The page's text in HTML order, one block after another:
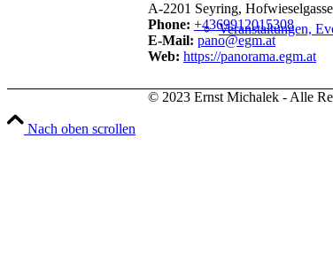
Veranstaltungen,
A-2201 Seyring,
Phone: +4369912015308
E-Mail: pano@egm.at
Web: https://panorama.egm.at
© 2023 Ernst Michalek - Alle
Nach oben scrollen